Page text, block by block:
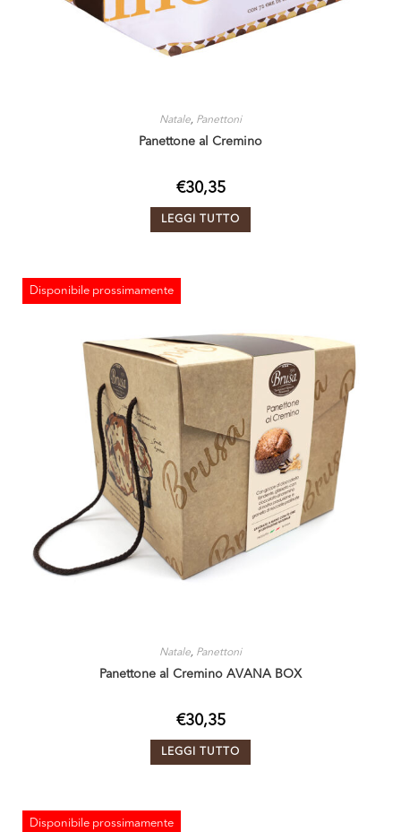
Natale, Panettoni
Panettone al Cremino
€30,35
LEGGI TUTTO
Disponibile prossimamente
ESAURITO
Natale, Panettoni
Panettone al Cremino AVANA BOX
€30,35
LEGGI TUTTO
Disponibile prossimamente
ESAURITO